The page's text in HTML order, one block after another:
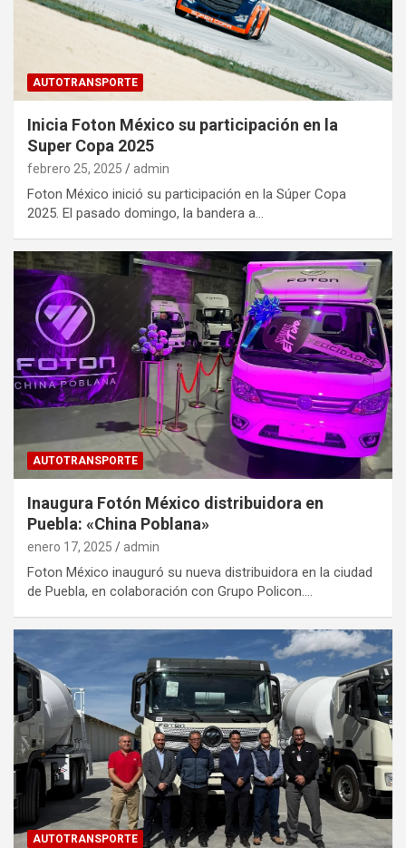
AUTOTRANSPORTE
Inicia Foton México su participación en la
Super Copa 2025
febrero 25, 2025 admin
Foton México inició su participación en la Súper Copa
2025. El pasado domingo, la bandera a…
AUTOTRANSPORTE
Inaugura Fotón México distribuidora en
Puebla: «China Poblana»
enero 17, 2025 admin
Foton México inauguró su nueva distribuidora en la ciudad
de Puebla, en colaboración con Grupo Policon.…
AUTOTRANSPORTE